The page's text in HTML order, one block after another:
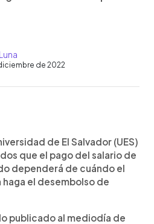
de 2022
de El Salvador (UES)
que el pago del salario de
dependerá de cuándo el
el desembolso de
publicado al mediodía de